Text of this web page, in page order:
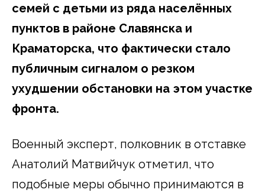
семей с детьми из ряда населённых
пунктов в районе Славянска и
Краматорска, что фактически стало
публичным сигналом о резком
ухудшении обстановки на этом участке
фронта.
Военный эксперт, полковник в отставке
Анатолий Матвийчук отметил, что
подобные меры обычно принимаются в